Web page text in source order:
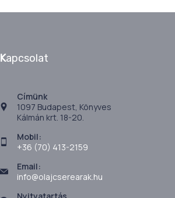
Kapcsolat
Címünk
1097 Budapest, Könyves
Kálmán krt. 18-20.
Mobil:
+36 (70) 413-2159
Email:
info@olajcserearak.hu